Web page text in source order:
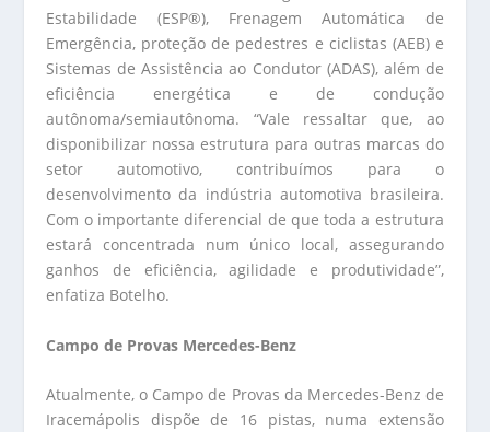
Estabilidade (ESP®), Frenagem Automática de
Emergência, proteção de pedestres e ciclistas (AEB) e
Sistemas de Assistência ao Condutor (ADAS), além de
eficiência energética e de condução
autônoma/semiautônoma. “Vale ressaltar que, ao
disponibilizar nossa estrutura para outras marcas do
setor automotivo, contribuímos para o
desenvolvimento da indústria automotiva brasileira.
Com o importante diferencial de que toda a estrutura
estará concentrada num único local, assegurando
ganhos de eficiência, agilidade e produtividade”,
enfatiza Botelho.
Campo de Provas Mercedes-Benz
Atualmente, o Campo de Provas da Mercedes-Benz de
Iracemápolis dispõe de 16 pistas, numa extensão